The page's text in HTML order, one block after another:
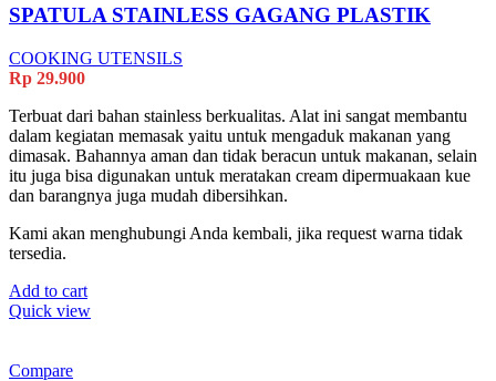
SPATULA STAINLESS GAGANG PLASTIK
COOKING UTENSILS
Rp 29.900
Terbuat dari bahan stainless berkualitas. Alat ini sangat membantu
dalam kegiatan memasak yaitu untuk mengaduk makanan yang
dimasak. Bahannya aman dan tidak beracun untuk makanan, selain
itu juga bisa digunakan untuk meratakan cream dipermuakaan kue
dan barangnya juga mudah dibersihkan.
Kami akan menghubungi Anda kembali, jika request warna tidak
tersedia.
Add to cart
Quick view
Compare